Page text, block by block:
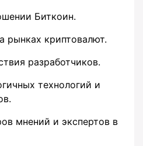
Биткоин.
рынках криптовалют.
разработчиков.
технологий и
мнений и экспертов в